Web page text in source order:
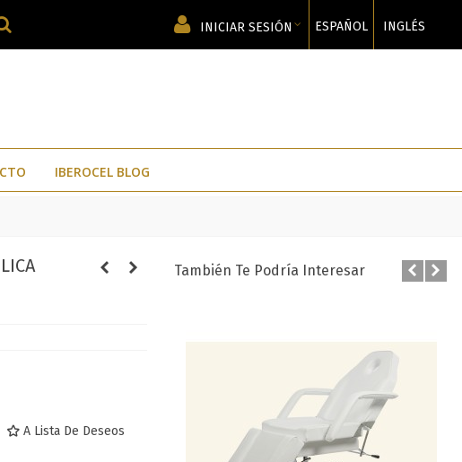
INICIAR SESIÓN ESPAÑOL INGLÉS
IBEROCEL BLOG
A Lista De Deseos
También Te Podría Interesar